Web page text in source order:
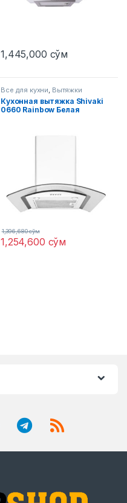
1,445,000 сўм
Все для кухни, Вытяжки
Кухонная вытяжка Shivaki
0660 Rainbow Белая
1,254,600 сўм
1,396,680сўм